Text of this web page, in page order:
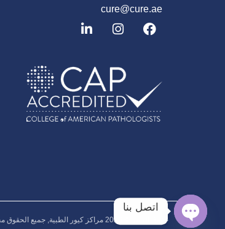
cure@cure.ae
ف
ي
ا
ن
غ
ر
ا
م
ل
ي
د
إ
ن
حقوق النشر © 2026‎ مراكز كيور الطبية, جميع الحقوق محفوظة.
اتصل بنا